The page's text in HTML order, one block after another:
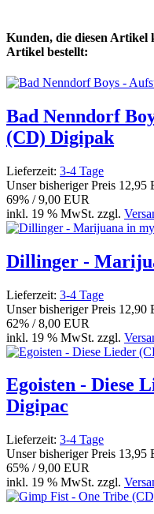
Kunden, die diesen Artikel
Artikel bestellt:
Bad Nenndorf
(CD) Digipak
Lieferzeit: 3-4 Tage
Unser bisheriger Preis 12,95
69% / 9,00 EUR
inkl. 19 % MwSt. zzgl.
Dillinger -
Lieferzeit: 3-4 Tage
Unser bisheriger Preis 12,90
62% / 8,00 EUR
inkl. 19 % MwSt. zzgl.
Egoisten - Diese
Digipac
Lieferzeit: 3-4 Tage
Unser bisheriger Preis 13,95
65% / 9,00 EUR
inkl. 19 % MwSt. zzgl.